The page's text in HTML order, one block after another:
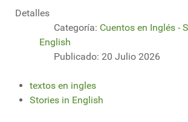
Detalles
Categoría: Cuentos en Inglés -
English
Publicado: 20 Julio 2026
textos en ingles
Stories in English